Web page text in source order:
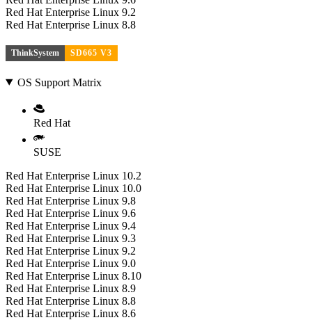
Red Hat Enterprise Linux 9.2
Red Hat Enterprise Linux 8.8
ThinkSystem SD665 V3
OS Support Matrix
Red Hat
SUSE
Red Hat Enterprise Linux 10.2
Red Hat Enterprise Linux 10.0
Red Hat Enterprise Linux 9.8
Red Hat Enterprise Linux 9.6
Red Hat Enterprise Linux 9.4
Red Hat Enterprise Linux 9.3
Red Hat Enterprise Linux 9.2
Red Hat Enterprise Linux 9.0
Red Hat Enterprise Linux 8.10
Red Hat Enterprise Linux 8.9
Red Hat Enterprise Linux 8.8
Red Hat Enterprise Linux 8.6